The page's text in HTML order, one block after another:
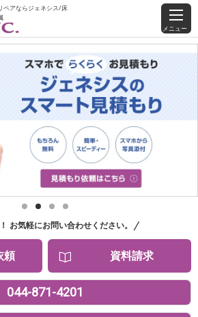
ペアならジェネシス/床
メニュー
1 2 3 4
お気軽にお問い合わせください。
頼 資料請求
044-871-4201